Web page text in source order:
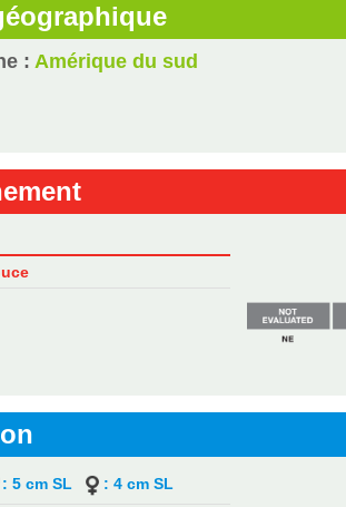
:Amérique du sud
: 5 cm SL : 4 cm SL